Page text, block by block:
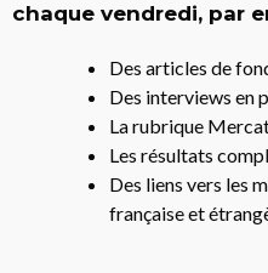
chaque vendredi, par
Des articles de
Des interviews en
La rubrique
Les résultats
Des liens vers les
française et